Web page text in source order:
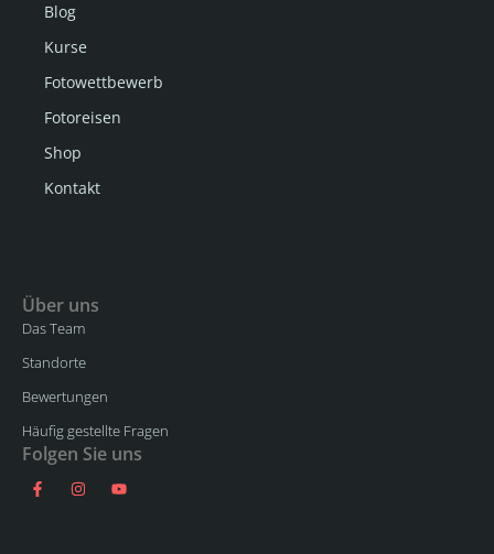
Blog
Kurse
Fotowettbewerb
Fotoreisen
Shop
Kontakt
Über uns
Das Team
Standorte
Bewertungen
Häufig gestellte Fragen
Folgen Sie uns